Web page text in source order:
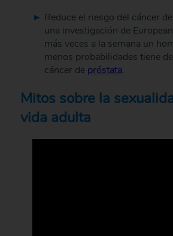
Reduce el riesgo del cáncer de
una investigación de
más veces a la semana un
menos probabilidades tiene
cáncer de próstata.
Mitos sobre la
vida adulta